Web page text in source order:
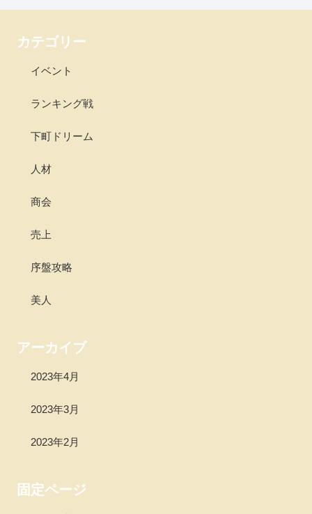
カテゴリー
イベント
ランキング戦
下町ドリーム
人材
商会
売上
序盤攻略
美人
アーカイブ
2023年4月
2023年3月
2023年2月
固定ページ